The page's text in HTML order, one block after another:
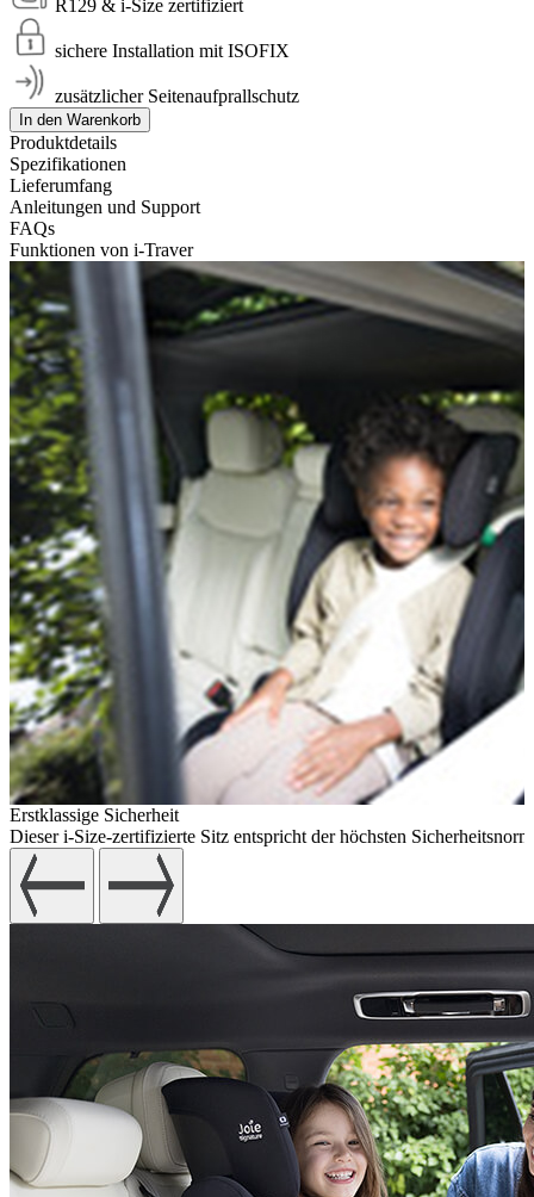
R129 & i-Size zertifiziert
sichere Installation mit ISOFIX
zusätzlicher Seitenaufprallschutz
In den Warenkorb
Produktdetails
Spezifikationen
Lieferumfang
Anleitungen und Support
FAQs
Funktionen von i-Traver
Erstklassige Sicherheit
Dieser i-Size-zertifizierte Sitz entspricht der höchsten